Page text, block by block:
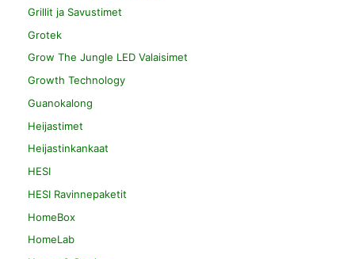
Grillit ja Savustimet
Grotek
Grow The Jungle LED Valaisimet
Growth Technology
Guanokalong
Heijastimet
Heijastinkankaat
HESI
HESI Ravinnepaketit
HomeBox
HomeLab